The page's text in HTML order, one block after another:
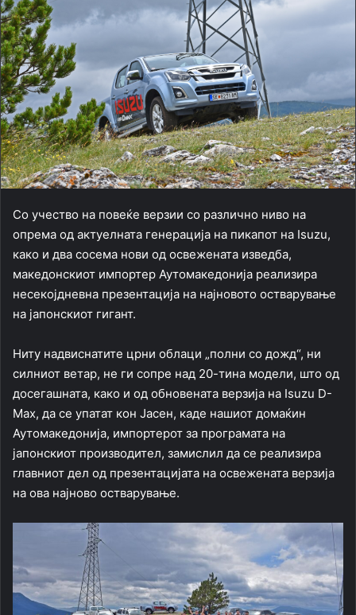
Со учество на повеќе верзии со различно ниво на
опрема од актуелната генерација на пикапот на Isuzu,
како и два сосема нови од освежената изведба,
македонскиот импортер Аутомакедонија реализира
несекојдневна презентација на најновото остварување
на јапонскиот гигант.
Ниту надвиснатите црни облаци „полни со дожд“, ни
силниот ветар, не ги сопре над 20-тина модели, што од
досегашната, како и од обновената верзија на Isuzu D-
Max, да се упатат кон Јасен, каде нашиот домаќин
Аутомакедонија, импортерот за програмата на
јапонскиот производител, замислил да се реализира
главниот дел од презентацијата на освежената верзија
на ова најново остварување.